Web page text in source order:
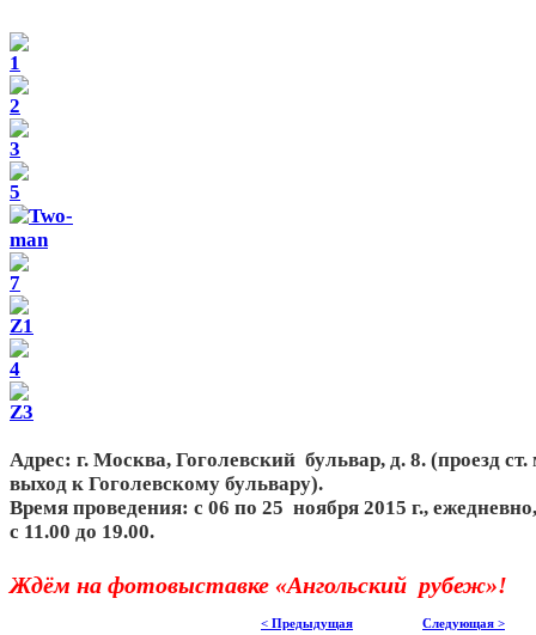
Адрес: г. Москва, Гоголевский бульвар, д. 8. (проезд
выход к Гоголевскому бульвару).
Время проведения: с 06 по 25 ноября 2015 г.,
с 11.00 до 19.00.
Ждём на фотовыставке «Ангольский рубеж»!
< Предыдущая Следующая >